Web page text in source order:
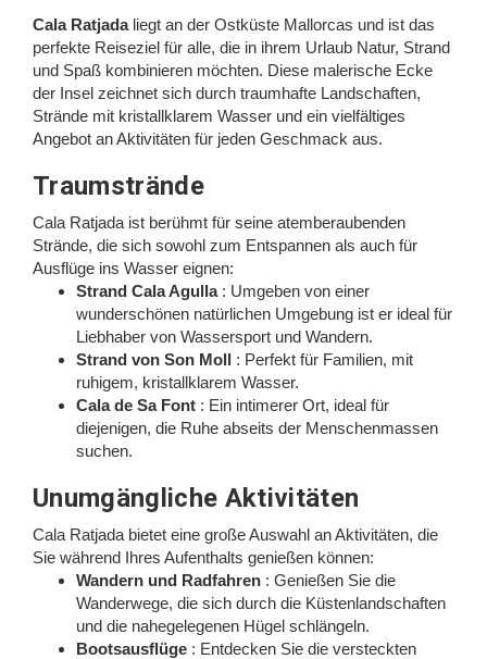
Cala Ratjadaliegt an der Ostküste Mallorcas und ist das
perfekte Reiseziel für alle, die in ihrem Urlaub Natur, Strand
und Spaß kombinieren möchten. Diese malerische Ecke
der Insel zeichnet sich durch traumhafte Landschaften,
Strände mit kristallklarem Wasser und ein vielfältiges
Angebot an Aktivitäten für jeden Geschmack aus.
Traumstrände
Cala Ratjada ist berühmt für seine atemberaubenden
Strände, die sich sowohl zum Entspannen als auch für
Ausflüge ins Wasser eignen:
Strand Cala Agulla: Umgeben von einer
wunderschönen natürlichen Umgebung ist er ideal für
Liebhaber von Wassersport und Wandern.
Strand von Son Moll : Perfekt für Familien, mit
ruhigem, kristallklarem Wasser.
Cala de Sa Font : Ein intimerer Ort, ideal für
diejenigen, die Ruhe abseits der Menschenmassen
suchen.
Unumgängliche Aktivitäten
Cala Ratjada bietet eine große Auswahl an Aktivitäten, die
Sie während Ihres Aufenthalts genießen können:
Wandern und Radfahren : Genießen Sie die
Wanderwege, die sich durch die Küstenlandschaften
und die nahegelegenen Hügel schlängeln.
Bootsausflüge : Entdecken Sie die versteckten